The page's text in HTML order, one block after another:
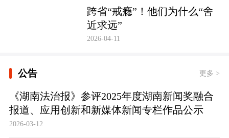
跨省“戒瘾”！他们为什么“舍
近求远”
2026-04-11
公告 更多 >
《湖南法治报》参评2025年度湖南新闻奖融合
报道、应用创新和新媒体新闻专栏作品公示
2026-03-12